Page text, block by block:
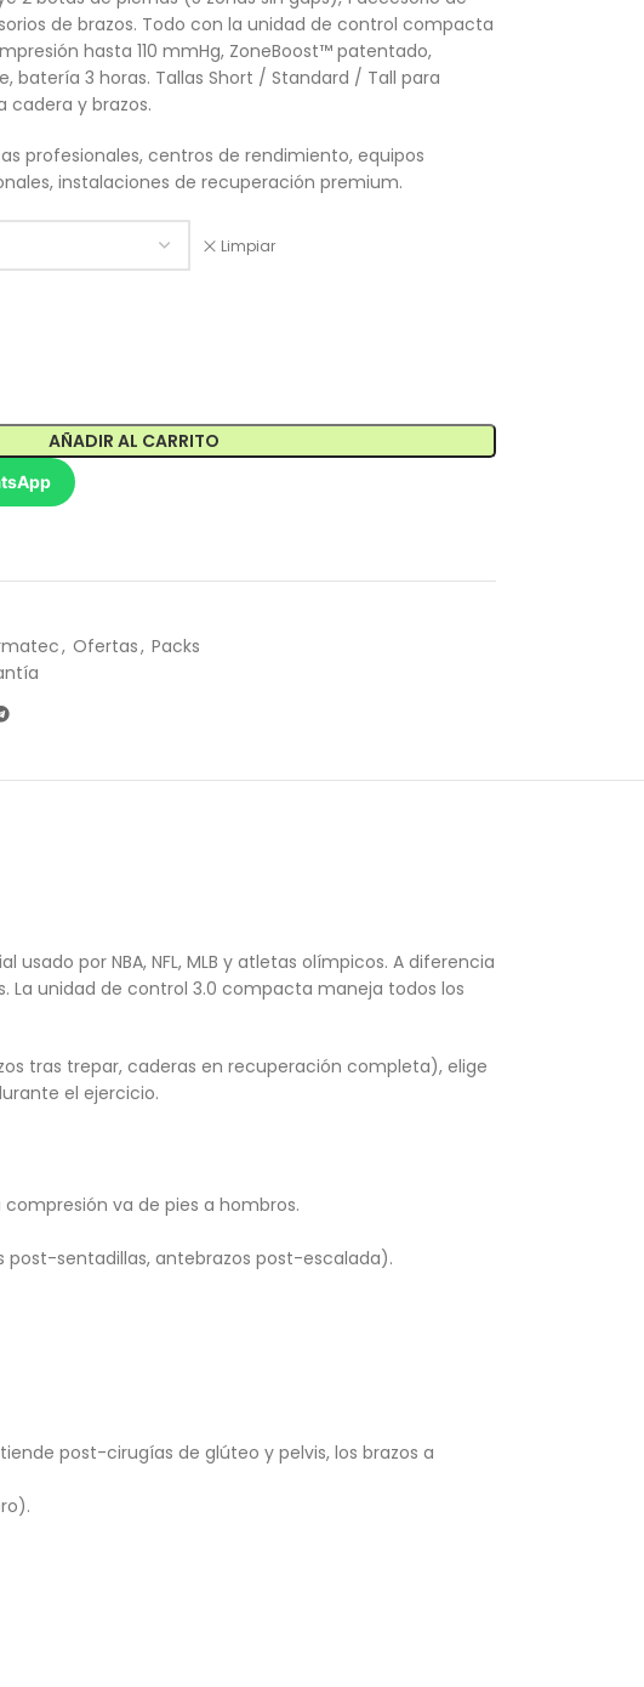
de brazos. Todo con la unidad de control compacta
hasta 110 mmHg, ZoneBoost™ patentado,
batería 3 horas. Tallas Short / Standard / Tall para
cadera y brazos.
profesionales, centros de rendimiento, equipos
instalaciones de recuperación premium.
Limpiar
AÑADIR AL CARRITO
, Ofertas, Packs
por NBA, NFL, MLB y atletas olímpicos. A diferencia
La unidad de control 3.0 compacta maneja todos los
tras trepar, caderas en recuperación completa), elige
el ejercicio.
va de pies a hombros.
sentadillas, antebrazos post-escalada).
post-cirugías de glúteo y pelvis, los brazos a